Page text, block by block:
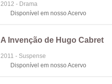
2012 - Drama
Disponível em nosso Acervo
A Invenção de Hugo Cabret
2011 - Suspense
Disponível em nosso Acervo